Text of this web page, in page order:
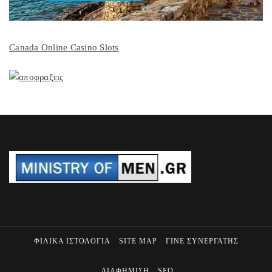
Canada Online Casino Slots
ΦΙΛΙΚΑ ΙΣΤΟΛΟΓΙΑ SITE MAP ΓΙΝΕ ΣΥΝΕΡΓΑΤΗΣ